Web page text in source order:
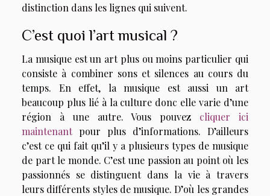
distinction dans les lignes qui suivent.
C’est quoi l’art musical ?
La musique est un art plus ou moins particulier qui
consiste à combiner sons et silences au cours du
temps. En effet, la musique est aussi un art
beaucoup plus lié à la culture donc elle varie d’une
région à une autre. Vous pouvez cliquer ici
maintenant pour plus d’informations. D’ailleurs
c’est ce qui fait qu’il y a plusieurs types de musique
de part le monde. C’est une passion au point où les
passionnés se distinguent dans la vie à travers
leurs différents styles de musique. D’où les grandes